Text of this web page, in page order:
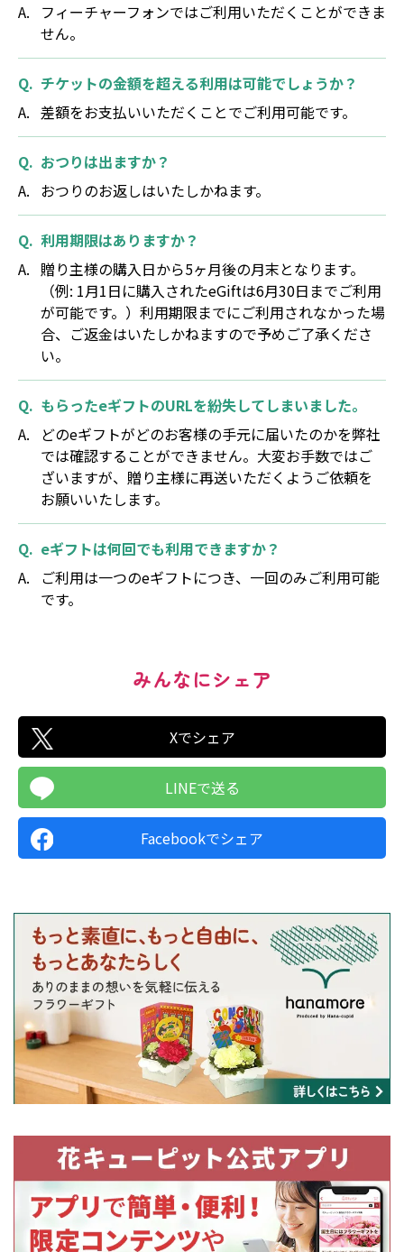
フィーチャーフォンではご利用いただくことができま
せん。
チケットの金額を超える利用は可能でしょうか？
差額をお支払いいただくことでご利用可能です。
おつりは出ますか？
おつりのお返しはいたしかねます。
利用期限はありますか？
贈り主様の購入日から5ヶ月後の月末となります。
（例: 1月1日に購入されたeGiftは6月30日までご利用
が可能です。）利用期限までにご利用されなかった場
合、ご返金はいたしかねますので予めご了承くださ
い。
もらったeギフトのURLを紛失してしまいました。
どのeギフトがどのお客様の手元に届いたのかを弊社
では確認することができません。大変お手数ではご
ざいますが、贈り主様に再送いただくようご依頼を
お願いいたします。
eギフトは何回でも利用できますか？
ご利用は一つのeギフトにつき、一回のみご利用可能
です。
みんなにシェア
Xでシェア
LINEで送る
Facebookでシェア